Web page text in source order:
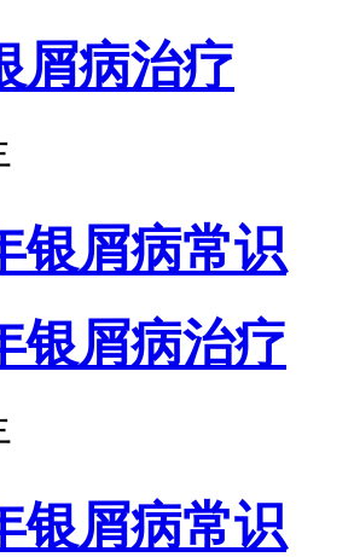
屑病治疗
银屑病常识
银屑病治疗
银屑病常识